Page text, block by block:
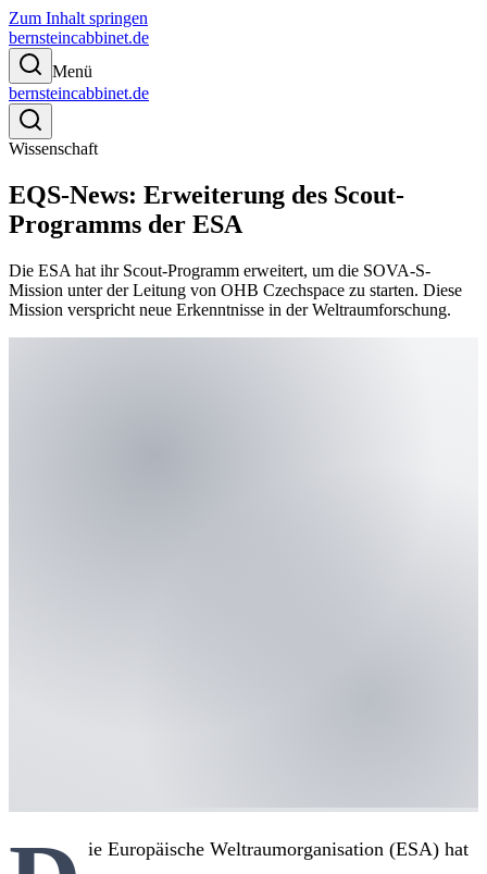
Zum Inhalt springen
bernsteincabbinet.de
Menü
bernsteincabbinet.de
Wissenschaft
EQS-News: Erweiterung des Scout-
Programms der ESA
Die ESA hat ihr Scout-Programm erweitert, um die SOVA-S-
Mission unter der Leitung von OHB Czechspace zu starten. Diese
Mission verspricht neue Erkenntnisse in der Weltraumforschung.
ie Europäische Weltraumorganisation (ESA) hat